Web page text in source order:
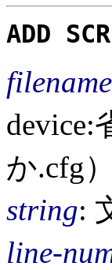
ADD
filename
device:
か.cfg）
string:
line-